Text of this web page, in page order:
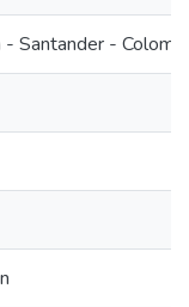
- Santander -